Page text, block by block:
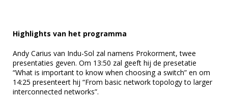
Highlights van het programma
Andy Carius van Indu-Sol zal namens Prokorment, twee
presentaties geven. Om 13:50 zal geeft hij de presetatie
“What is important to know when choosing a switch” en om
14:25 presenteert hij “From basic network topology to larger
interconnected networks”.